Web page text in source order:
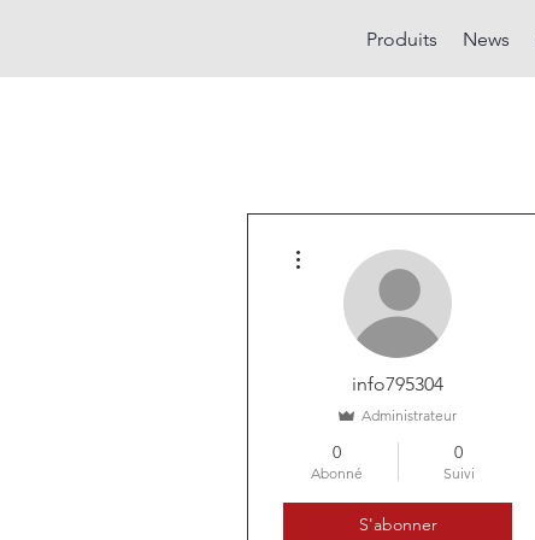
Produits News
info795304
Administrateur
0
Abonné
0
Suivi
S'abonner